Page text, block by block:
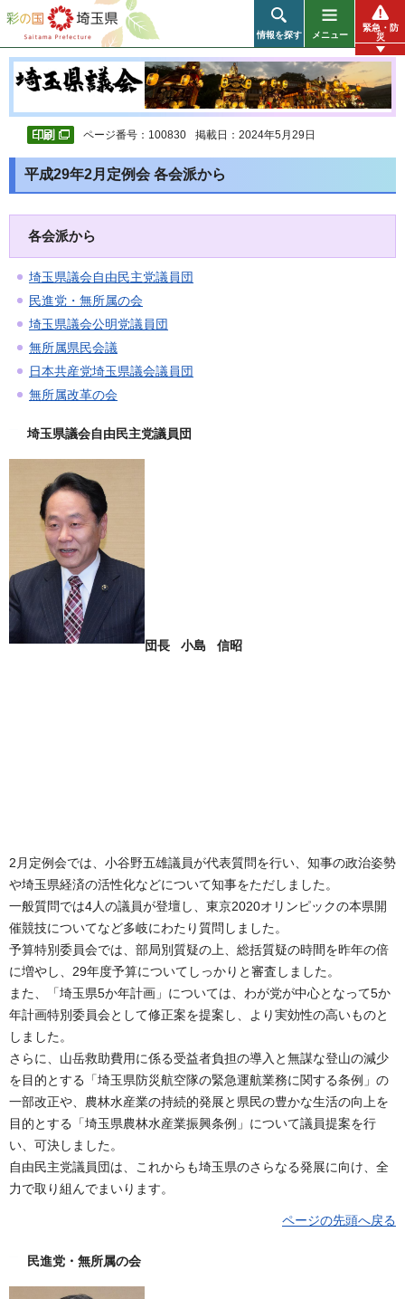
彩の国 埼玉県
情報を探す メニュー
緊急・防
災
ページ番号：100830 掲載日：2024年5月29日
平成29年2月定例会 各会派から
各会派から
埼玉県議会自由民主党議員団
民進党・無所属の会
埼玉県議会公明党議員団
無所属県民会議
日本共産党埼玉県議会議員団
無所属改革の会
埼玉県議会自由民主党議員団
団長 小島 信昭
2月定例会では、小谷野五雄議員が代表質問を行い、知事の政治姿勢
や埼玉県経済の活性化などについて知事をただしました。
一般質問では4人の議員が登壇し、東京2020オリンピックの本県開
催競技についてなど多岐にわたり質問しました。
予算特別委員会では、部局別質疑の上、総括質疑の時間を昨年の倍
に増やし、29年度予算についてしっかりと審査しました。
また、「埼玉県5か年計画」については、わが党が中心となって5か
年計画特別委員会として修正案を提案し、より実効性の高いものと
しました。
さらに、山岳救助費用に係る受益者負担の導入と無謀な登山の減少
を目的とする「埼玉県防災航空隊の緊急運航業務に関する条例」の
一部改正や、農林水産業の持続的発展と県民の豊かな生活の向上を
目的とする「埼玉県農林水産業振興条例」について議員提案を行
い、可決しました。
自由民主党議員団は、これからも埼玉県のさらなる発展に向け、全
力で取り組んでまいります。
ページの先頭へ戻る
民進党・無所属の会